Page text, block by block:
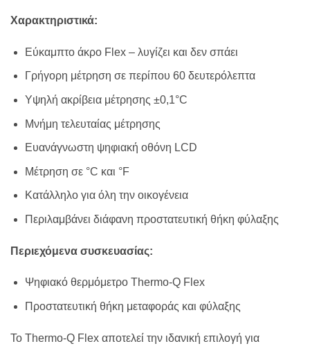
Χαρακτηριστικά:
Εύκαμπτο άκρο Flex – λυγίζει και δεν σπάει
Γρήγορη μέτρηση σε περίπου 60 δευτερόλεπτα
Υψηλή ακρίβεια μέτρησης ±0,1°C
Μνήμη τελευταίας μέτρησης
Ευανάγνωστη ψηφιακή οθόνη LCD
Μέτρηση σε °C και °F
Κατάλληλο για όλη την οικογένεια
Περιλαμβάνει διάφανη προστατευτική θήκη φύλαξης
Περιεχόμενα συσκευασίας:
Ψηφιακό θερμόμετρο Thermo-Q Flex
Προστατευτική θήκη μεταφοράς και φύλαξης
Το Thermo-Q Flex αποτελεί την ιδανική επιλογή για